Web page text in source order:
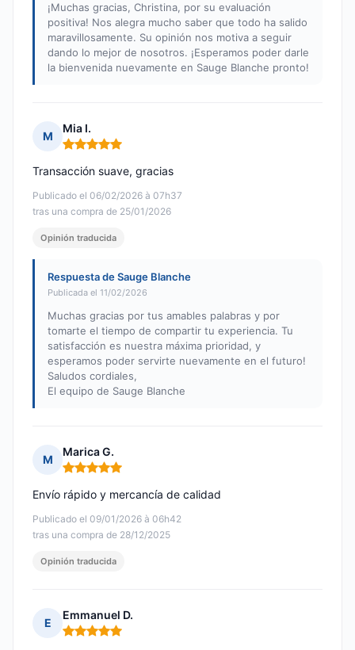
¡Muchas gracias, Christina, por su evaluación
positiva! Nos alegra mucho saber que todo ha salido
maravillosamente. Su opinión nos motiva a seguir
dando lo mejor de nosotros. ¡Esperamos poder darle
la bienvenida nuevamente en Sauge Blanche pronto!
M
Mia I.
Nota: 5 de 5
Publicado el 06/02/2026 à 07h37
tras una compra de 25/01/2026
Transacción suave, gracias
Opinión traducida
Respuesta de Sauge Blanche
Publicada el 11/02/2026
Muchas gracias por tus amables palabras y por
tomarte el tiempo de compartir tu experiencia. Tu
satisfacción es nuestra máxima prioridad, y
esperamos poder servirte nuevamente en el futuro!
Saludos cordiales,
El equipo de Sauge Blanche
M
Marica G.
Nota: 5 de 5
Publicado el 09/01/2026 à 06h42
tras una compra de 28/12/2025
Envío rápido y mercancía de calidad
Opinión traducida
E
Emmanuel D.
Nota: 5 de 5